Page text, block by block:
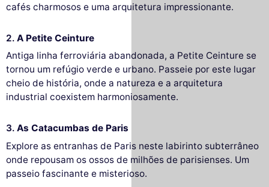
cafés charmosos e uma arquitetura impressionante.
2. A Petite Ceinture
Antiga linha ferroviária abandonada, a Petite Ceinture se
tornou um refúgio verde e urbano. Passeie por este lugar
cheio de história, onde a natureza e a arquitetura
industrial coexistem harmoniosamente.
3. As Catacumbas de Paris
Explore as entranhas de Paris neste labirinto subterrâneo
onde repousam os ossos de milhões de parisienses. Um
passeio fascinante e misterioso.